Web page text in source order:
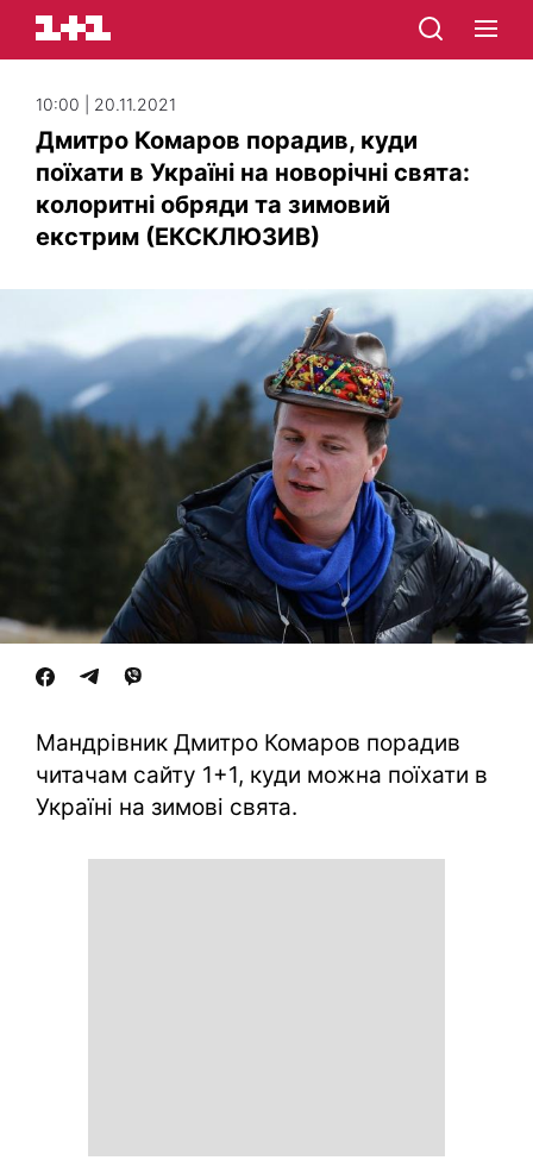
10:00 | 20.11.2021
Дмитро Комаров порадив, куди
поїхати в Україні на новорічні свята:
колоритні обряди та зимовий
екстрим (ЕКСКЛЮЗИВ)
Мандрівник Дмитро Комаров порадив
читачам сайту 1+1, куди можна поїхати в
Україні на зимові свята.